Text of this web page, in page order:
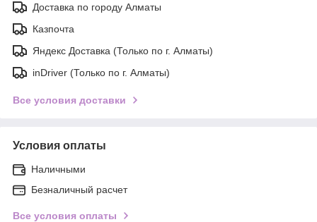
Доставка по городу Алматы
Казпочта
Яндекс Доставка (Только по г. Алматы)
inDriver (Только по г. Алматы)
Все условия доставки
Условия оплаты
Наличными
Безналичный расчет
Все условия оплаты